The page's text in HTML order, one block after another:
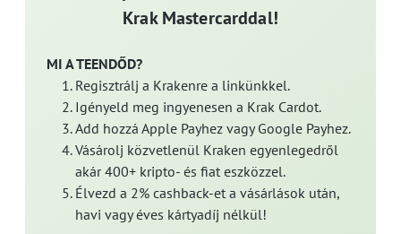
Krak Mastercarddal!
MI A TEENDŐD?
Regisztrálj a Krakenre a linkünkkel.
Igényeld meg ingyenesen a Krak Cardot.
Add hozzá Apple Payhez vagy Google Payhez.
Vásárolj közvetlenül Kraken egyenlegedről
akár 400+ kripto- és fiat eszközzel.
Élvezd a 2% cashback-et a vásárlások után,
havi vagy éves kártyadíj nélkül!